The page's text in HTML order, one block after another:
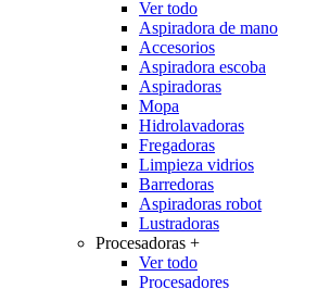
Ver todo
Aspiradora de mano
Accesorios
Aspiradora escoba
Aspiradoras
Mopa
Hidrolavadoras
Fregadoras
Limpieza vidrios
Barredoras
Aspiradoras robot
Lustradoras
Procesadoras +
Ver todo
Procesadores